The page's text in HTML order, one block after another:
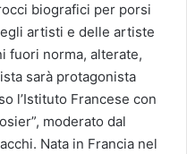
biografici per porsi
artisti e delle artiste
fuori norma, alterate,
sarà protagonista
l’Istituto Francese con
moderato dal
Nata in Francia nel